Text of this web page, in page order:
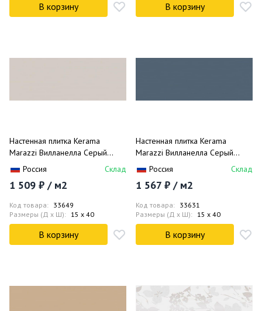
В корзину В корзину
Настенная плитка Kerama
Marazzi Вилланелла Серый
Светлый 15070 15x40
Россия Склад
1 509 ₽ / м2
Код товара: 33649
Размеры (Д x Ш): 15 x 40
В корзину
Настенная плитка Kerama
Marazzi Вилланелла Серый
Темный 15071 15x40
Россия Склад
1 567 ₽ / м2
Код товара: 33631
Размеры (Д x Ш): 15 x 40
В корзину